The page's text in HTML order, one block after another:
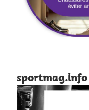
sportmag.info